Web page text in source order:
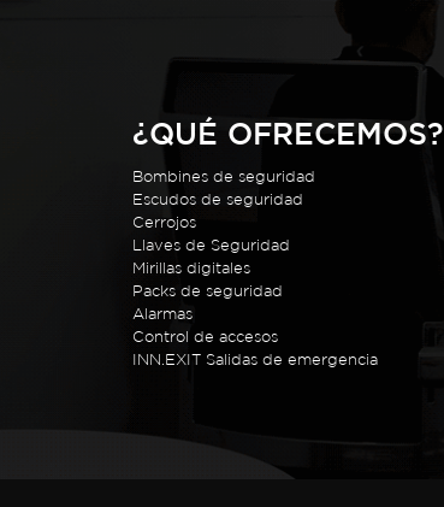
¿QUÉ OFRECEMOS?
Bombines de seguridad
Escudos de seguridad
Cerrojos
Llaves de Seguridad
Mirillas digitales
Packs de seguridad
Alarmas
Control de accesos
INN.EXIT Salidas de emergencia